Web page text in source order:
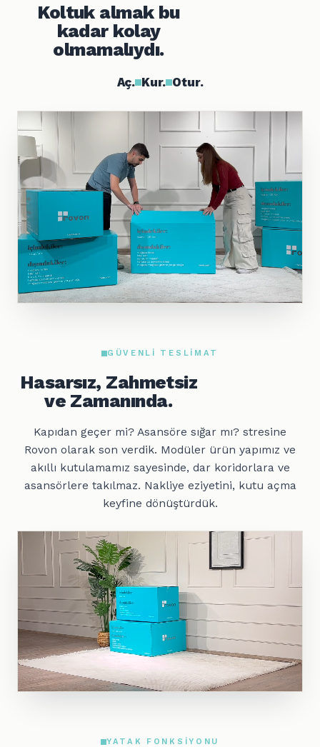
Koltuk almak bu
kadar kolay
olmamalıydı.
Aç. Kur. Otur.
GÜVENLI TESLIMAT
Hasarsız, Zahmetsiz
ve Zamanında.
Kapıdan geçer mi? Asansöre sığar mı? stresine
Rovon olarak son verdik. Modüler ürün yapımız ve
akıllı kutulamamız sayesinde, dar koridorlara ve
asansörlere takılmaz. Nakliye eziyetini, kutu açma
keyfine dönüştürdük.
YATAK FONKSIYONU